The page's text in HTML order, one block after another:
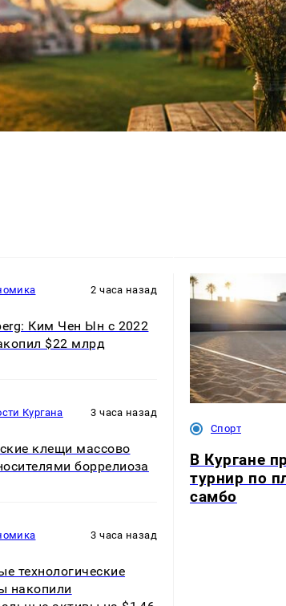
2 часа назад
Ким Чен Ын с 2022
$22 млрд
Кургана 3 часа назад
клещи массово
боррелиоза
3 часа назад
технологические
накопили
Спорт
В Кургане
турнир по
самбо